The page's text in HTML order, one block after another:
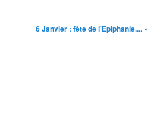
6 Janvier : fête de l'Epiphanie.... »